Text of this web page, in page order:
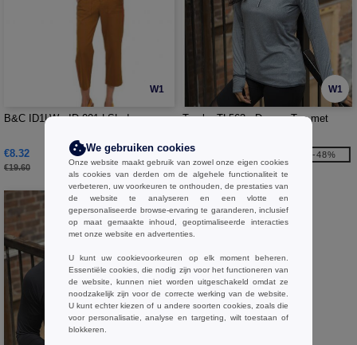
W1
B&C ID1LW - ID 001 LSL dames
€8.32
€19.60
-58%
W1
Tombo TL563 - Dames Top met
€17.40
€33.40
-48%
We gebruiken cookies
Onze website maakt gebruik van zowel onze eigen cookies
als cookies van derden om de algehele functionaliteit te
verbeteren, uw voorkeuren te onthouden, de prestaties van
de website te analyseren en een vlotte en
gepersonaliseerde browse-ervaring te garanderen, inclusief
op maat gemaakte inhoud, geoptimaliseerde interacties
met onze website en advertenties.
U kunt uw cookievoorkeuren op elk moment beheren.
Essentiële cookies, die nodig zijn voor het functioneren van
de website, kunnen niet worden uitgeschakeld omdat ze
noodzakelijk zijn voor de correcte werking van de website.
U kunt echter kiezen of u andere soorten cookies, zoals die
voor personalisatie, analyse en targeting, wilt toestaan of
blokkeren.